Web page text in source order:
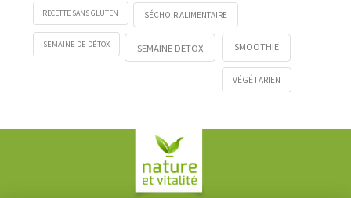
RECETTE SANS GLUTEN SÉCHOIR ALIMENTAIRE
SEMAINE DE DÉTOX SEMAINE DETOX SMOOTHIE
VÉGÉTARIEN